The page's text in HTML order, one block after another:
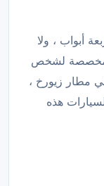
أبواب ، ولا
مخصصة لشخص
مطار زيورخ ،
هذه